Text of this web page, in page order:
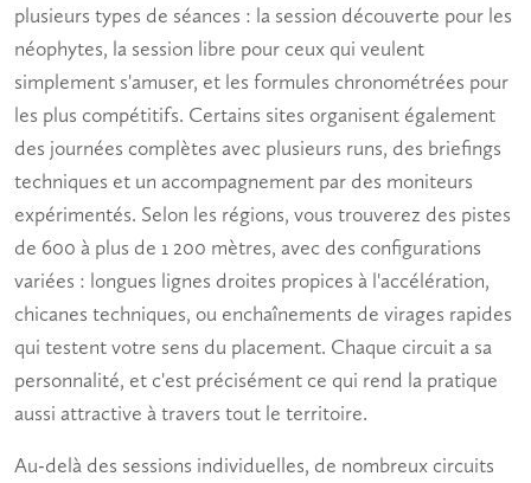
plusieurs types de séances : la session découverte pour les
néophytes, la session libre pour ceux qui veulent
simplement s'amuser, et les formules chronométrées pour
les plus compétitifs. Certains sites organisent également
des journées complètes avec plusieurs runs, des briefings
techniques et un accompagnement par des moniteurs
expérimentés. Selon les régions, vous trouverez des pistes
de 600 à plus de 1 200 mètres, avec des configurations
variées : longues lignes droites propices à l'accélération,
chicanes techniques, ou enchaînements de virages rapides
qui testent votre sens du placement. Chaque circuit a sa
personnalité, et c'est précisément ce qui rend la pratique
aussi attractive à travers tout le territoire.
Au-delà des sessions individuelles, de nombreux circuits